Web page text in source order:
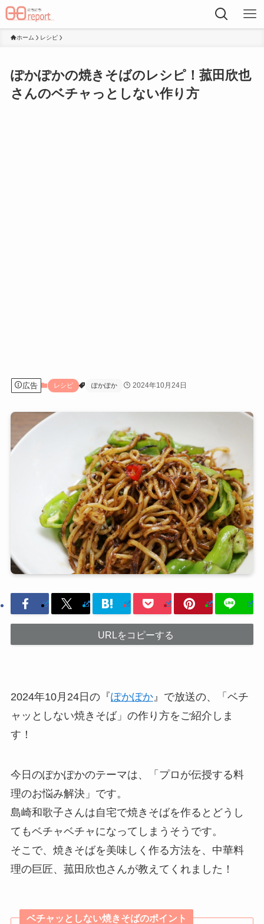
ホーム レシピ
ぽかぽかの焼きそばのレシピ！菰田欣也
さんのベチャっとしない作り方
広告 レシピ ぽかぽか 2024年10月24日
URLをコピーする
2024年10月24日の『ぽかぽか』で放送の、「ベチ
ャッとしない焼きそば」の作り方をご紹介しま
す！
今日のぽかぽかのテーマは、「プロが伝授する料
理のお悩み解決」です。
島崎和歌子さんは自宅で焼きそばを作るとどうし
てもベチャベチャになってしまうそうです。
そこで、焼きそばを美味しく作る方法を、中華料
理の巨匠、菰田欣也さんが教えてくれました！
ベチャッとしない焼きそばのポイント